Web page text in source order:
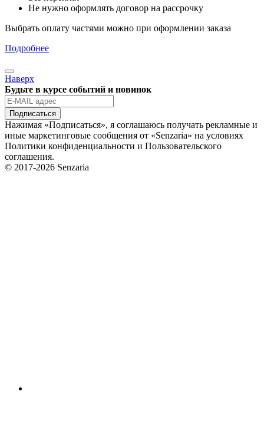
Не нужно оформлять договор на рассрочку
Выбрать оплату частями можно при оформлении заказа
Подробнее
Наверх
Будьте в курсе событий и новинок
Подписаться
Нажимая «Подписаться», я соглашаюсь получать рекламные и
иные маркетинговые сообщения от «Senzaria» на условиях
Политики конфиденциальности и Пользовательского
соглашения.
© 2017-2026 Senzaria